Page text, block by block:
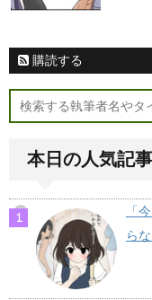
購読する
本日の人気記
「
ら